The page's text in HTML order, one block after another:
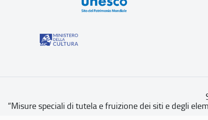
“Misure speciali di tutela e fruizione dei siti e degli